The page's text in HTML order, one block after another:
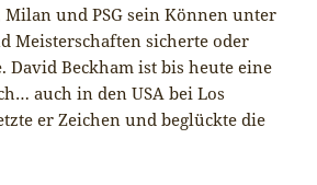
Milan und PSG sein Können unter
Meisterschaften sicherte oder
David Beckham ist bis heute eine
auch in den USA bei Los
er Zeichen und beglückte die